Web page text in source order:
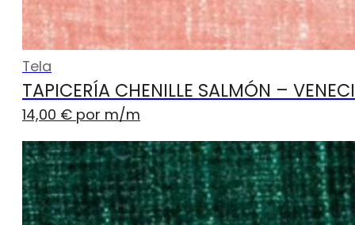
Tela
TAPICERÍA CHENILLE SALMÓN –
14,00 € por m/m